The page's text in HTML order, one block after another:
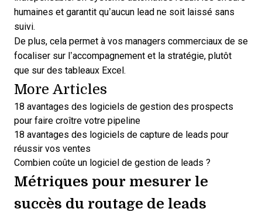
humaines et garantit qu’aucun lead ne soit laissé sans
suivi.
De plus, cela permet à vos managers commerciaux de se
focaliser sur l’accompagnement et la stratégie, plutôt
que sur des tableaux Excel.
More Articles
18 avantages des logiciels de gestion des prospects
pour faire croître votre pipeline
18 avantages des logiciels de capture de leads pour
réussir vos ventes
Combien coûte un logiciel de gestion de leads ?
Métriques pour mesurer le
succès du routage de leads